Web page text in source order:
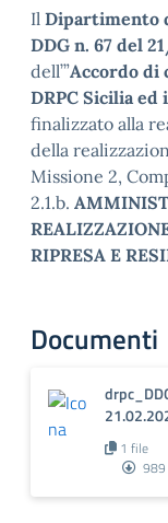
Il Dipartimento
DDG n. 67 del
dell’”Accordo di
DRPC Sicilia
finalizzato alla
della
Missione 2,
2.1.b.
RIPRESA E
Documenti
1 file
989